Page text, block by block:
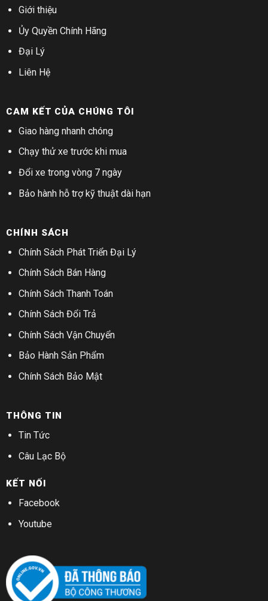
Giới thiệu
Ủy Quyền Chính Hãng
Đại Lý
Liên Hệ
CAM KẾT CỦA CHÚNG TÔI
Giao hàng nhanh chóng
Chạy thử xe trước khi mua
Đổi xe trong vòng 7 ngày
Bảo hành hỗ trợ kỹ thuật dài hạn
CHÍNH SÁCH
Chính Sách Phát Triển Đại Lý
Chính Sách Bán Hàng
Chính Sách Thanh Toán
Chính Sách Đổi Trả
Chính Sách Vận Chuyển
Bảo Hành Sản Phẩm
Chính Sách Bảo Mật
THÔNG TIN
Tin Tức
Câu Lạc Bộ
KẾT NỐI
Facebook
Youtube